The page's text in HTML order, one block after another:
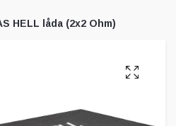
HELL låda (2x2 Ohm)